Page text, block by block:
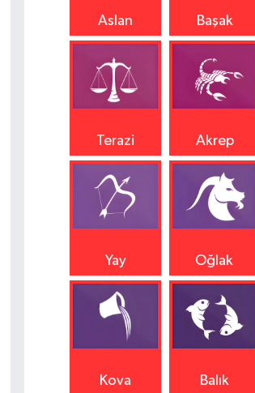
Aslan Başak
Terazi Akrep
Yay Oğlak
Kova Balık